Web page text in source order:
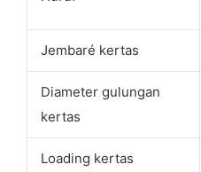
Jembaré kertas
Diameter gulungan
kertas
Loading kertas